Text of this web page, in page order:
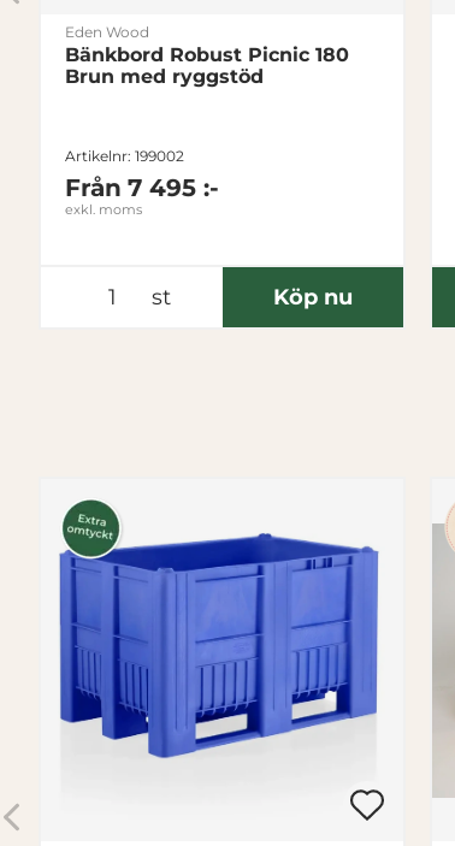
Eden Wood
Bänkbord Robust Picnic 180
Brun med ryggstöd
Artikelnr: 199002
Från 7 495 :-
exkl. moms
st Köp nu